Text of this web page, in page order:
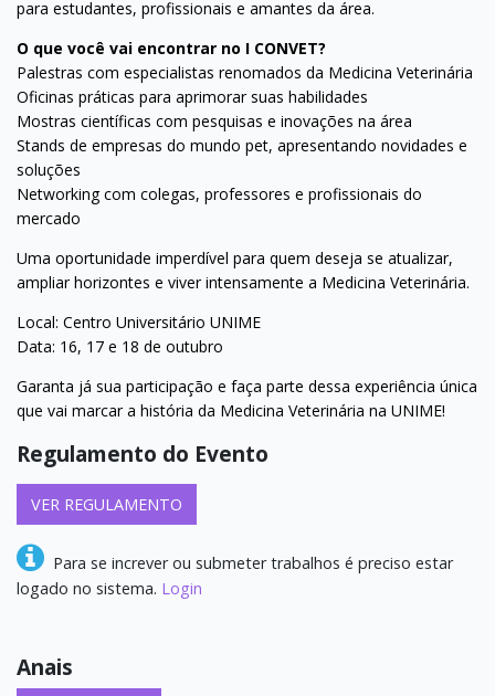
para estudantes, profissionais e amantes da área.
O que você vai encontrar no I CONVET?
Palestras com especialistas renomados da Medicina Veterinária
Oficinas práticas para aprimorar suas habilidades
Mostras científicas com pesquisas e inovações na área
Stands de empresas do mundo pet, apresentando novidades e
soluções
Networking com colegas, professores e profissionais do
mercado
Uma oportunidade imperdível para quem deseja se atualizar,
ampliar horizontes e viver intensamente a Medicina Veterinária.
Local: Centro Universitário UNIME
Data: 16, 17 e 18 de outubro
Garanta já sua participação e faça parte dessa experiência única
que vai marcar a história da Medicina Veterinária na UNIME!
Regulamento do Evento
VER REGULAMENTO
Para se increver ou submeter trabalhos é preciso estar
logado no sistema. Login
Anais